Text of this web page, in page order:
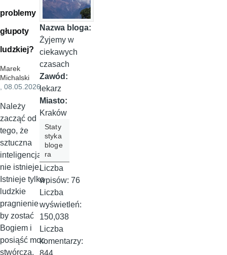
problemy
głupoty
ludzkiej?
Marek
Michalski
, 08.05.2026
Należy
zacząć od
tego, że
sztuczna
inteligencja
nie istnieje.
Istnieje tylko
ludzkie
pragnienie
by zostać
Bogiem i
posiąść moc
stwórczą.
Nazwa bloga:
Żyjemy w
ciekawych
czasach
Zawód:
lekarz
Miasto:
Kraków
Staty
styka
bloge
ra
Liczba
wpisów: 76
Liczba
wyświetleń:
150,038
Liczba
komentarzy:
844